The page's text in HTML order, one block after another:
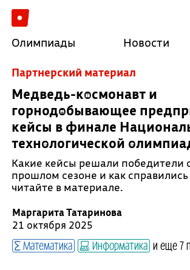
Олимпиады Новости
Партнерский материал
Медведь-космонавт и
горнодобывающее
кейсы в финале
технологической
Какие кейсы решали победители
прошлом сезоне и как
читайте в материале.
Маргарита Татаринова
21 октября 2025
Математика Информатика и еще 7